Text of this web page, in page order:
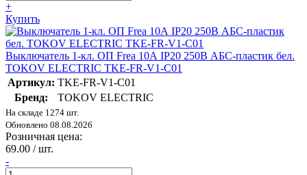
+
Купить
Выключатель 1-кл. ОП Frea 10А IP20 250В АБС-пластик бел.
TOKOV ELECTRIC TKE-FR-V1-C01
Артикул: TKE-FR-V1-C01
Бренд:
TOKOV ELECTRIC
На складе 1274 шт.
Обновлено 08.08.2026
Розничная цена:
69.00 / шт.
-